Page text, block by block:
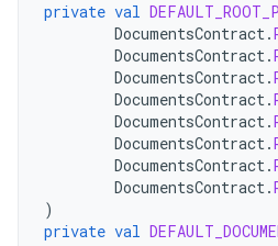
private val
DocumentsContract.
DocumentsContract.
DocumentsContract.
DocumentsContract.
DocumentsContract.
DocumentsContract.
DocumentsContract.
DocumentsContract.
)
private val